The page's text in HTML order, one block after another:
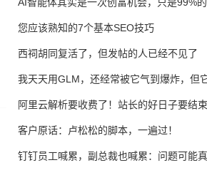
错过了
您应该熟知的7个基本SEO技巧
西祠胡同复活了，但发帖的人已经不见了
我天天用GLM，还经常被它气到爆炸，但
16万亿
阿里云解析要收费了！站长的好日子要结
客户原话：卢松松的脚本，一遍过！
钉钉员工喊累，副总裁也喊累：问题可能